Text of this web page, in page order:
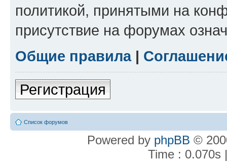
политикой, принятыми на
присутствие на форумах
Общие правила|
Регистрация
Список форумов
Powered by phpBB ©
Time : 0.070s